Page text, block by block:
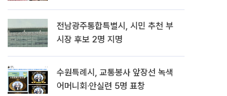
전남광주통합특별시, 시민 추천 부
시장 후보 2명 지명
수원특례시, 교통봉사 앞장선 녹색
어머니회·안실련 5명 표창